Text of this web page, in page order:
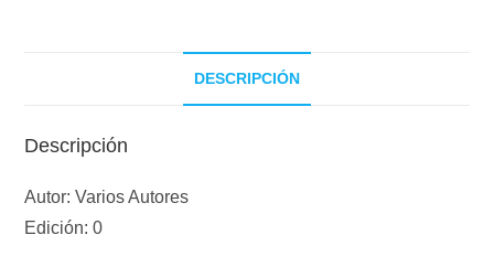
DESCRIPCIÓN
Descripción
Autor: Varios Autores
Edición: 0